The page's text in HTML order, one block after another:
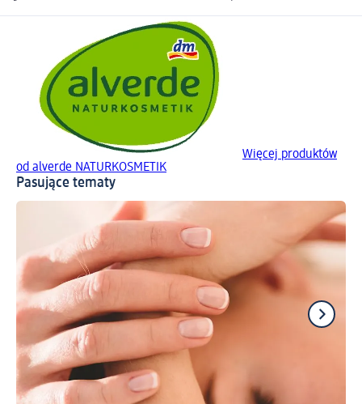
Więcej produktów
od alverde NATURKOSMETIK
Pasujące tematy